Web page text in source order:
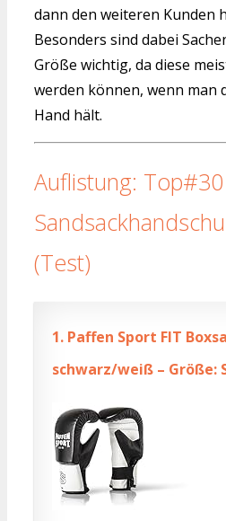
dann den weiteren Kunden
Besonders sind dabei
Größe wichtig, da diese
werden können, wenn man
Hand hält.
Auflistung:
(Test)
1. Paffen Sport FIT
schwarz/weiß – Größe: